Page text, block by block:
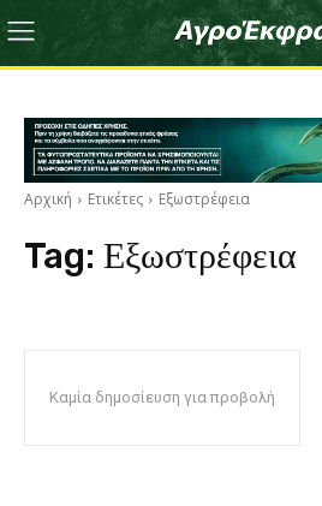
Αρχική Ετικέτες Εξωστρέφεια
Tag: Εξωστρέφεια
Καμία δημοσίευση για προβολή